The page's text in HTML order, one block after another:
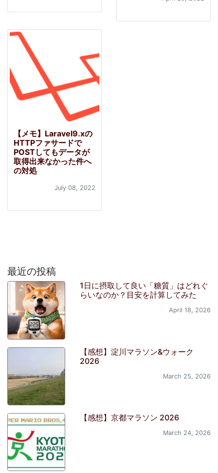
【メモ】Laravel9.xの
HTTPファサードで
POSTしてもデータが
取得出来なかった件へ
の対処
July 08, 2022
最近の投稿
1日に摂取して良い「糖質」はどれぐ
らいなのか？目安を計算してみた
April 18, 2026
【感想】淀川マラソン&ウォーク
2026
March 25, 2026
【感想】京都マラソン 2026
March 24, 2026